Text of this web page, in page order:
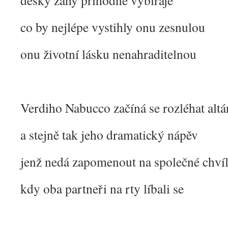
co by nejlépe vystihly onu zesnulou
onu životní lásku nenahraditelnou
Verdiho Nabucco začíná se rozléhat
a stejně tak jeho dramatický nápěv
jenž nedá zapomenout na společné
kdy oba partneři na rty líbali se